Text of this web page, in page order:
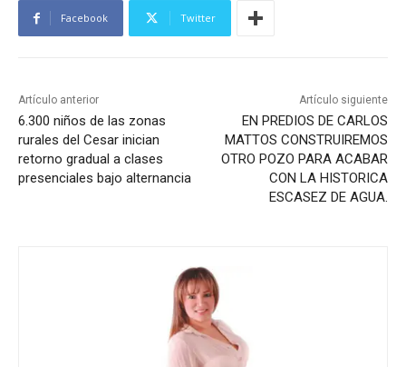
Facebook Twitter
Artículo anterior
6.300 niños de las zonas
rurales del Cesar inician
retorno gradual a clases
presenciales bajo alternancia
Artículo siguiente
EN PREDIOS DE CARLOS
MATTOS CONSTRUIREMOS
OTRO POZO PARA ACABAR
CON LA HISTORICA
ESCASEZ DE AGUA.